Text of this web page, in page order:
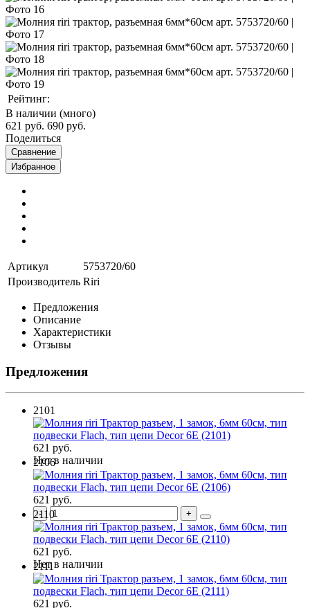
Рейтинг:
В наличии (много)
621 руб. 690 руб.
Поделиться
Сравнение
Избранное
Артикул
5753720/60
Производитель Riri
Предложения
Описание
Характеристики
Отзывы
Предложения
2101
621 руб.
Нет в наличии
2106
621 руб.
2110
621 руб.
Нет в наличии
2111
621 руб.